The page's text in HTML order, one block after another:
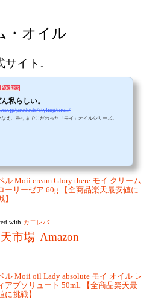
・オイル
サイト ↓
Pockets
私らしい。
products/styling/moii/
え、香りまでこだわった「モイ」オイルシリーズ。
ル Moii cream Glory there モイ クリーム
ーリーゼア 60g 【全商品楽天最安値に
】
with カエレバ
市場 Amazon
ル Moii oil Lady absolute モイ オイル レ
アブソリュート 50mL 【全商品楽天最
に挑戦】